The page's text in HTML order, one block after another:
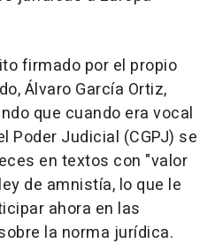
firmado por el propio
Álvaro García Ortiz,
que cuando era vocal
Poder Judicial (CGPJ) se
en textos con "valor
de amnistía, lo que le
ahora en las
la norma jurídica.